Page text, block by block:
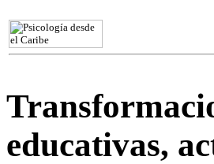
educativas,